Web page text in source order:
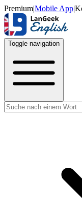
Premium|Mobile App|
Toggle navigation